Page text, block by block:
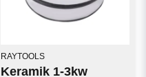
RAYTOOLS
Keramik 1-3kw